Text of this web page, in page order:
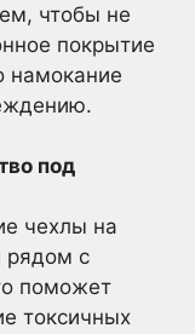
чтобы не
покрытие
намокание
под
чехлы на
рядом с
поможет
токсичных